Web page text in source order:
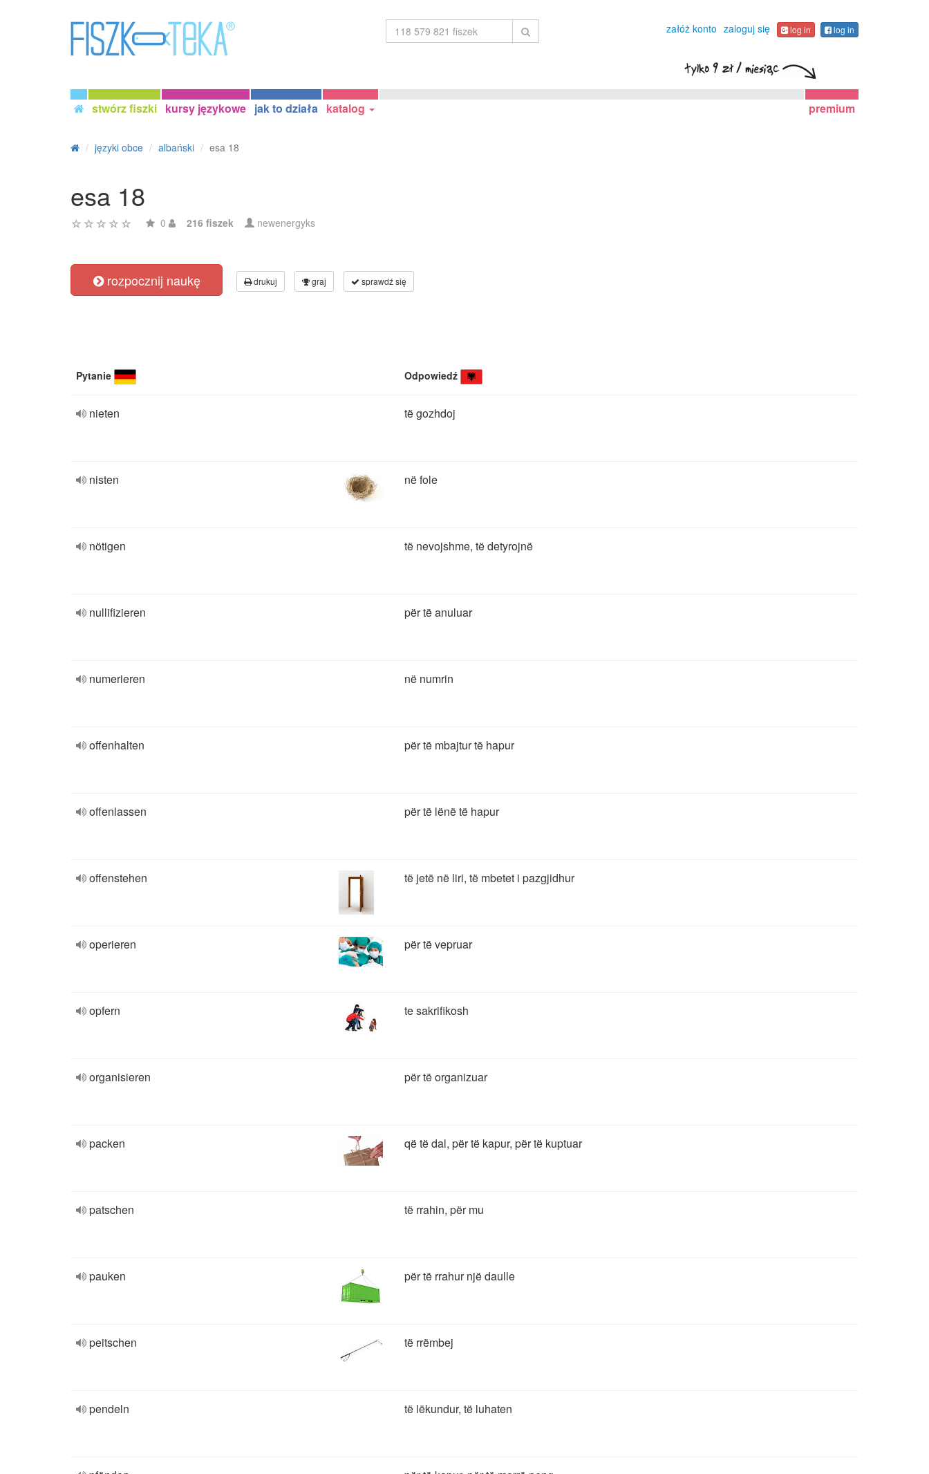
załóż konto zaloguj się log in log in
stwórz fiszki kursy językowe jak to działa katalog premium
języki obce albański esa 18
esa 18
0 216 fiszek newenergyks
rozpocznij naukę drukuj graj sprawdź się
Pytanie Odpowiedź
nieten të gozhdoj
nisten në fole
nötigen të nevojshme, të detyrojnë
nullifizieren për të anuluar
numerieren në numrin
offenhalten për të mbajtur të hapur
offenlassen për të lënë të hapur
offenstehen të jetë në liri, të mbetet i pazgjidhur
operieren për të vepruar
opfern te sakrifikosh
organisieren për të organizuar
packen që të dal, për të kapur, për të kuptuar
patschen të rrahin, për mu
pauken për të rrahur një daulle
peitschen të rrëmbej
pendeln të lëkundur, të luhaten